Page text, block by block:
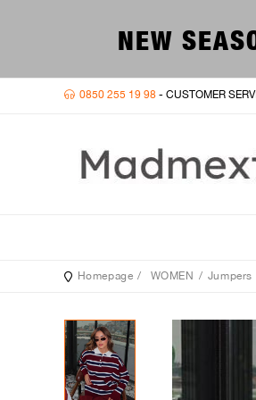
NEW
0850 255 19 98- CUSTOMER
Homepage WOMEN Jumpers